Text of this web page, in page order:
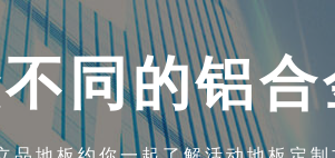
不 同的铝合